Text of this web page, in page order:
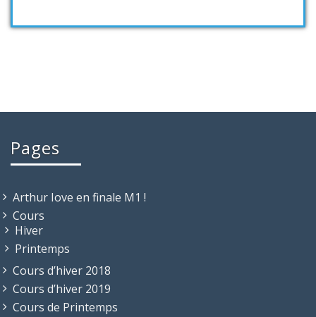
Pages
Arthur Iove en finale M1 !
Cours
Hiver
Printemps
Cours d’hiver 2018
Cours d’hiver 2019
Cours de Printemps